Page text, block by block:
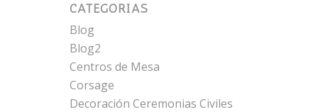
CATEGORÍAS
Blog
Blog2
Centros de Mesa
Corsage
Decoración Ceremonias Civiles